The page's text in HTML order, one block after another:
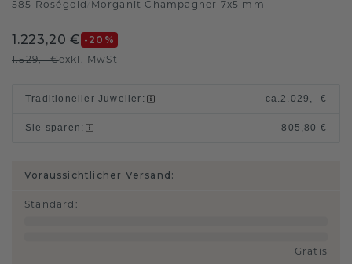
585 Roségold Morganit Champagner 7x5 mm
1.223,20 € -20 %
1.529,- €exkl. MwSt
Traditioneller Juwelier : ca.2.029,- €
Sie sparen : 805,80 €
Voraussichtlicher Versand:
Standard :
Gratis